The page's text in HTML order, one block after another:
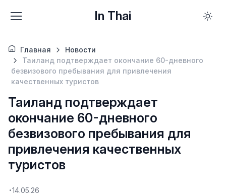
In Thai
Главная
Новости
Таиланд подтверждает окончание 60-дневного
безвизового пребывания для привлечения
качественных туристов
Таиланд подтверждает
окончание 60-дневного
безвизового пребывания для
привлечения качественных
туристов
14.05.26